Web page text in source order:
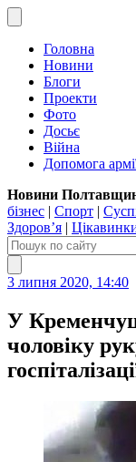
Головна
Новини
Блоги
Проекти
Фото
Досьє
Війна
Допомога
Новини
бізнес | Спорт |
Здоров’я |
3 липня 2020, 14:40
У
чоловіку